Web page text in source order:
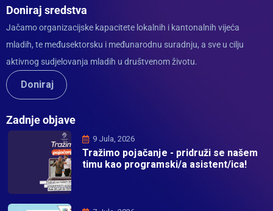
Doniraj sredstva
Jačamo organizacijske kapacitete lokalnih i kantonalnih vijeća
mladih, te međusektorsku i međunarodnu suradnju, a sve u cilju
aktivnog sudjelovanja mladih u društvenom životu.
Doniraj
Zadnje objave
9 Jula, 2026
Tražimo pojačanje - pridruži se našem
timu kao programski/a asistent/ica!